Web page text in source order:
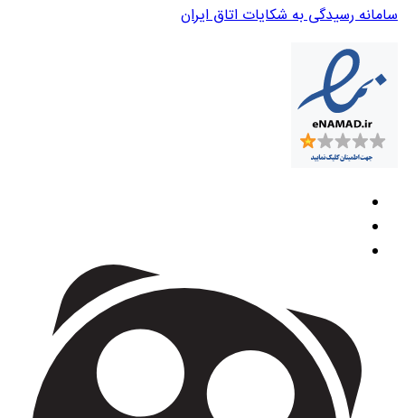
سامانه رسیدگی به شکایات اتاق ایران